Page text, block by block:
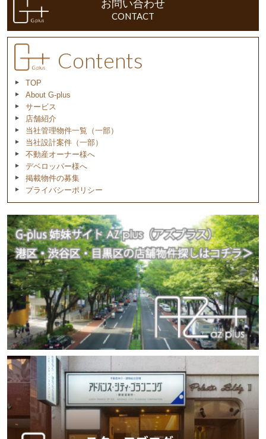
お問い合わせ
CONTACT
Contents
TOP
About G-plus
サービス
店舗紹介
当社管理物件一覧（一部）
当社設計案件（一部）
不動産オーナー様へ
デベロッパー様へ
掲載物件の募集
プライバシーポリシー